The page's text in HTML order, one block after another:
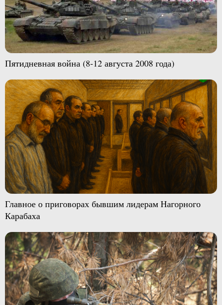
Пятидневная война (8-12 августа 2008 года)
Главное о приговорах бывшим лидерам Нагорного
Карабаха